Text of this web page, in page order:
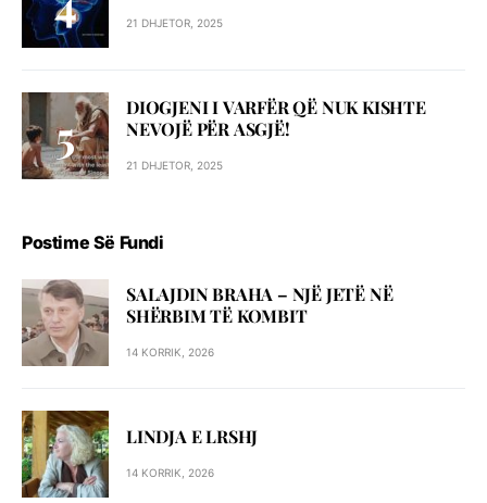
21 DHJETOR, 2025
DIOGJENI I VARFËR QË NUK KISHTE
NEVOJË PËR ASGJË!
21 DHJETOR, 2025
Postime Së Fundi
SALAJDIN BRAHA – NJЁ JETЁ NЁ
SHЁRBIM TЁ KOMBIT
14 KORRIK, 2026
LINDJA E LRSHJ
14 KORRIK, 2026